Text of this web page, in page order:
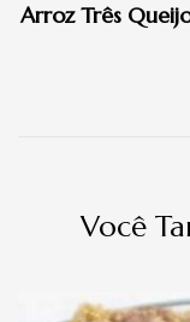
Arroz Três
Você